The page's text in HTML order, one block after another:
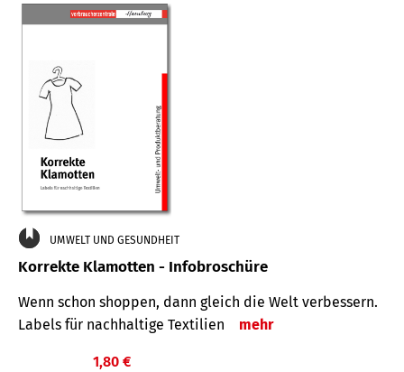
UMWELT UND GESUNDHEIT
Korrekte Klamotten - Infobroschüre
Wenn schon shoppen, dann gleich die Welt verbessern.
Labels für nachhaltige Textilien
mehr
1,80 €